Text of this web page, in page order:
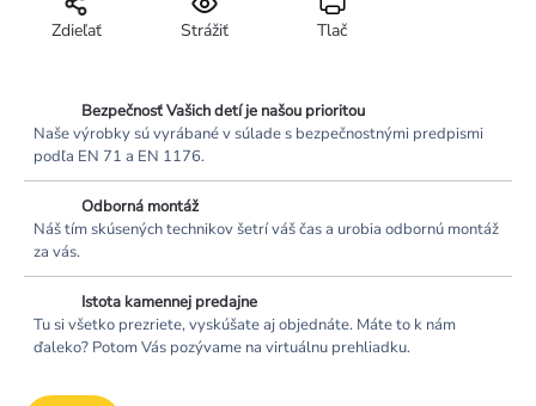
Tlač
Strážiť
Zdieľať
Bezpečnosť Vašich detí je našou prioritou
Naše výrobky sú vyrábané v súlade s bezpečnostnými predpismi
podľa EN 71 a EN 1176.
Odborná montáž
Náš tím skúsených technikov šetrí váš čas a urobia odbornú montáž
za vás.
Istota kamennej predajne
Tu si všetko prezriete, vyskúšate aj objednáte. Máte to k nám
ďaleko? Potom Vás pozývame na virtuálnu prehliadku.